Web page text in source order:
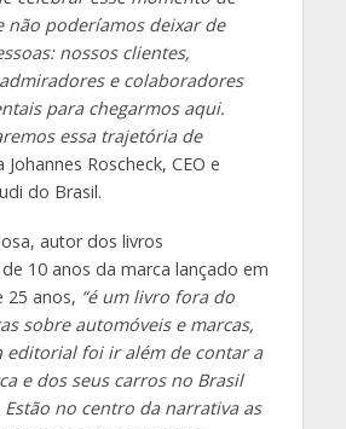
não poderíamos deixar de
nossos clientes,
e colaboradores
para chegarmos aqui.
essa trajetória de
Johannes Roscheck, CEO e
do Brasil.
autor dos livros
10 anos da marca lançado em
25 anos, “é um livro fora do
sobre automóveis e marcas,
editorial foi ir além de contar a
e dos seus carros no Brasil
Estão no centro da narrativa as